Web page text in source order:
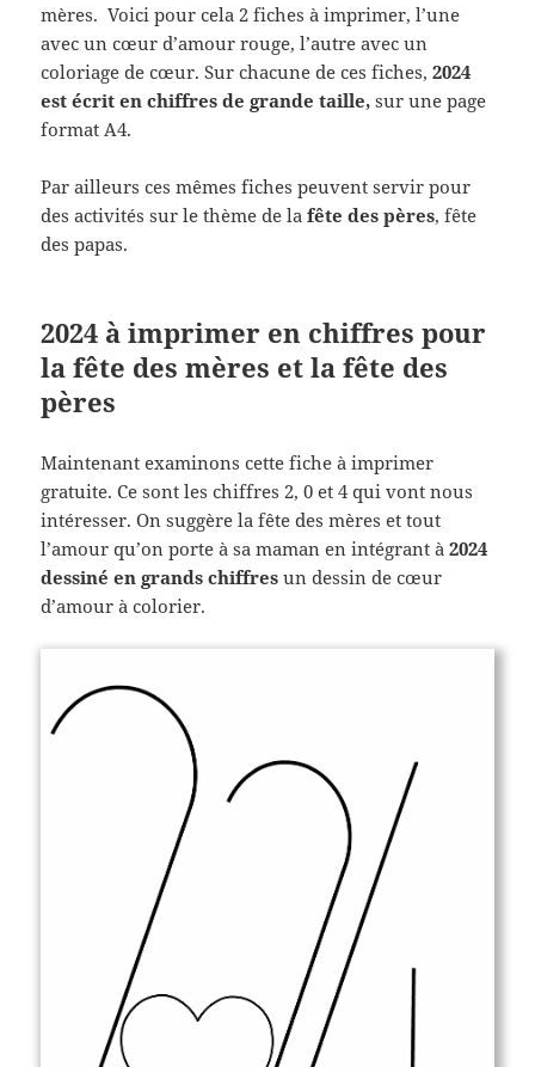
mères. Voici pour cela 2 fiches à imprimer, l’une
avec un cœur d’amour rouge, l’autre avec un
coloriage de cœur. Sur chacune de ces fiches,2024
est écrit en chiffres de grande taille,sur une page
format A4.
Par ailleurs ces mêmes fiches peuvent servir pour
des activités sur le thème de lafête des pères, fête
des papas.
2024 à imprimer en chiffres pour
la fête des mères et la fête des
pères
Maintenant examinons cette fiche à imprimer
gratuite. Ce sont les chiffres 2, 0 et 4 qui vont nous
intéresser. On suggère la fête des mères et tout
l’amour qu’on porte à sa maman en intégrant à2024
dessiné en grands chiffres un dessin de cœur
d’amour à colorier.